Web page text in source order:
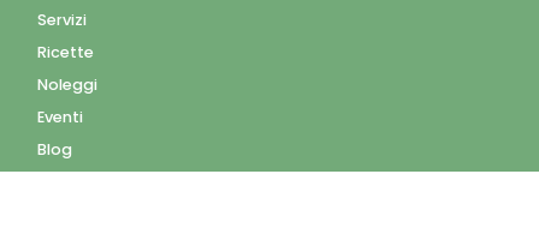
Servizi
Ricette
Noleggi
Eventi
Blog